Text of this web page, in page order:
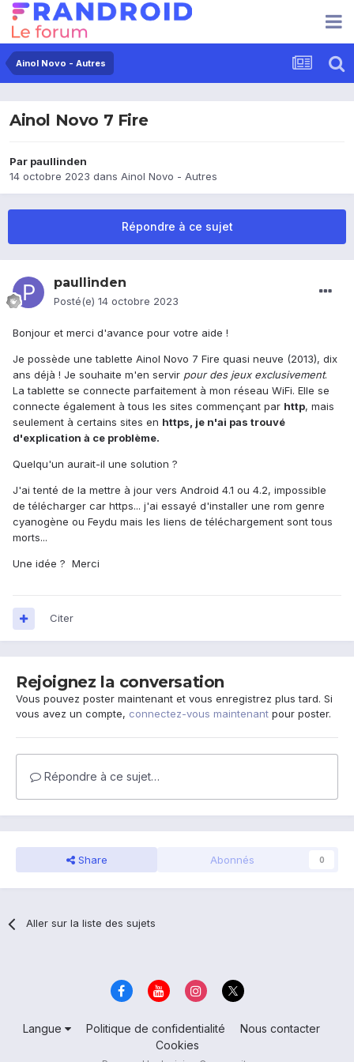
Ainol Novo - Autres
Ainol Novo 7 Fire
Par paullinden
14 octobre 2023 dans Ainol Novo - Autres
Répondre à ce sujet
paullinden
Posté(e) 14 octobre 2023
Bonjour et merci d'avance pour votre aide !
Je possède une tablette Ainol Novo 7 Fire quasi neuve (2013), dix
ans déjà ! Je souhaite m'en servir pour des jeux exclusivement.
La tablette se connecte parfaitement à mon réseau WiFi. Elle se
connecte également à tous les sites commençant par http, mais
seulement à certains sites en https, je n'ai pas trouvé
d'explication à ce problème.
Quelqu'un aurait-il une solution ?
J'ai tenté de la mettre à jour vers Android 4.1 ou 4.2, impossible
de télécharger car https... j'ai essayé d'installer une rom genre
cyanogène ou Feydu mais les liens de téléchargement sont tous
morts...
Une idée ? Merci
Citer
Rejoignez la conversation
Vous pouvez poster maintenant et vous enregistrez plus tard. Si
vous avez un compte, connectez-vous maintenant pour poster.
Répondre à ce sujet…
Share Abonnés 0
Aller sur la liste des sujets
Langue Politique de confidentialité
Nous contacter
Cookies